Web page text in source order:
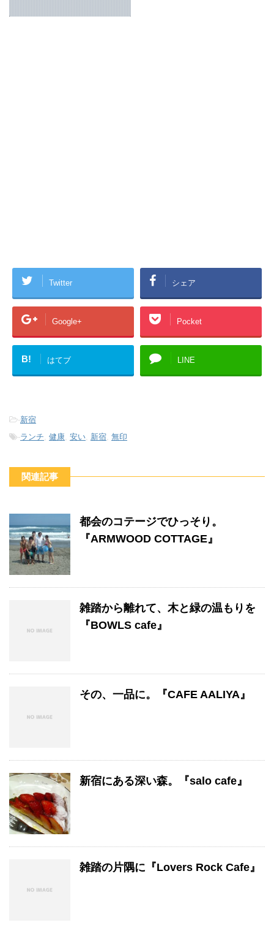
Twitter シェア
Google+ Pocket
B! はてブ LINE
-新宿
-ランチ, 健康, 安い, 新宿, 無印
関連記事
都会のコテージでひっそり。
『ARMWOOD COTTAGE』
雑踏から離れて、木と緑の温もりを
『BOWLS cafe』
その、一品に。『CAFE AALIYA』
新宿にある深い森。『salo cafe』
雑踏の片隅に『Lovers Rock Cafe』